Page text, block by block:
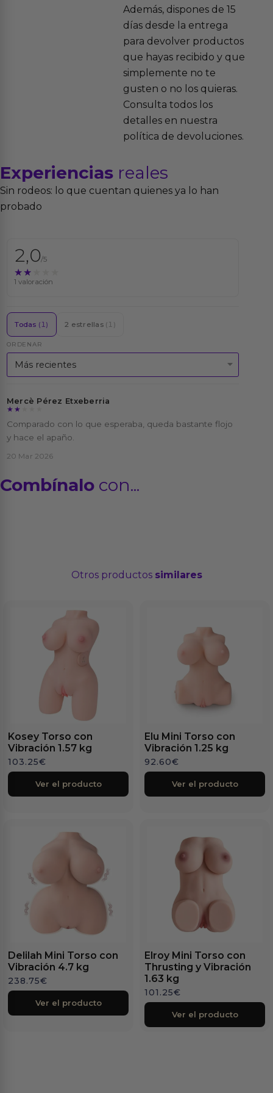
Además, dispones de 15
días desde la entrega
para devolver productos
que hayas recibido y que
simplemente no te
gusten o no los quieras.
Consulta todos los
detalles en nuestra
política de devoluciones.
Experiencias reales
Sin rodeos: lo que cuentan quienes ya lo han
probado
2,0/5
★★★★★
★★★★★
1 valoración
Todas (1) 2 estrellas (1)
ORDENAR
Mercè Pérez Etxeberria
★★★★★
★★★★★
Comparado con lo que esperaba, queda bastante flojo
y hace el apaño.
20 Mar 2026
Combínalo con...
Otros productos similares
Kosey Torso con
Vibración 1.57 kg
103.25€
Ver el producto
Elu Mini Torso con
Vibración 1.25 kg
92.60€
Ver el producto
Delilah Mini Torso con
Vibración 4.7 kg
238.75€
Ver el producto
Elroy Mini Torso con
Thrusting y Vibración
1.63 kg
101.25€
Ver el producto